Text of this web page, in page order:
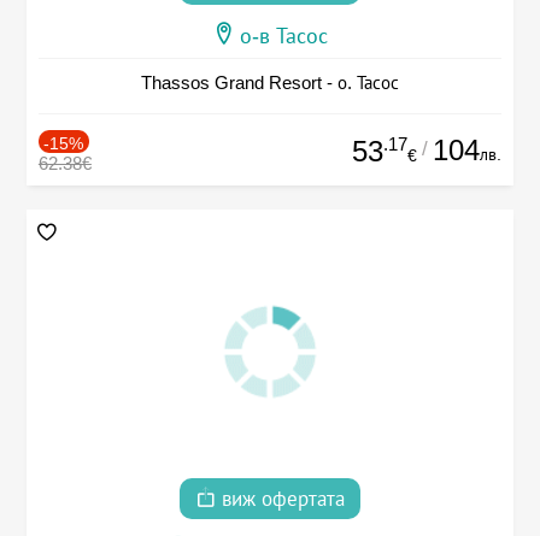
о-в Тасос
Thassos Grand Resort - о. Тасос
-15%
62.38€ 53.17
€ / 104лв.
виж офертата